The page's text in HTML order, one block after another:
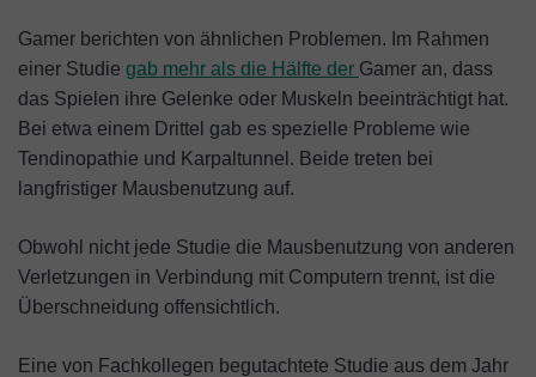
Gamer berichten von ähnlichen Problemen. Im Rahmen
einer Studie gab mehr als die Hälfte der Gamer an, dass
das Spielen ihre Gelenke oder Muskeln beeinträchtigt hat.
Bei etwa einem Drittel gab es spezielle Probleme wie
Tendinopathie und Karpaltunnel. Beide treten bei
langfristiger Mausbenutzung auf.
Obwohl nicht jede Studie die Mausbenutzung von anderen
Verletzungen in Verbindung mit Computern trennt, ist die
Überschneidung offensichtlich.
Eine von Fachkollegen begutachtete Studie aus dem Jahr